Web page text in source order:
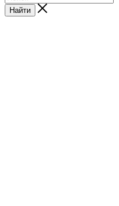
Найти